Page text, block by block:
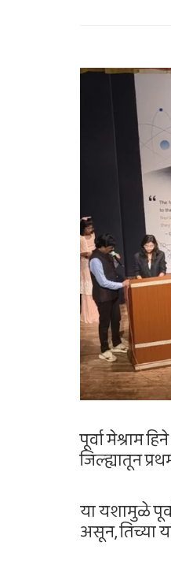
पूर्वा मेश्राम
जिल्ह्यातून
या यशामुळे
असून, तिच्या